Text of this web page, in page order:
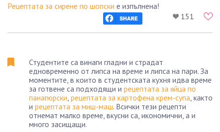
Рецептата за сирене по шопски е изпълнена!
151
Студентите са винаги гладни и страдат
едновременно от липса на време и липса на пари. За
моментите, в които в студентската кухня идва време
за готвене са подходящи и рецептата за яйца по
панагюрски рецептата за картофена крем-супа , както
и рецептата за миш-маш. Всички тези рецепти
отнемат малко време, вкусни са, икономични, а и
много засищащи.